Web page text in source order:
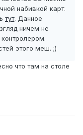
набивкой карт.
тут. Данное
ничем не
этого меш. ;)
что там на столе